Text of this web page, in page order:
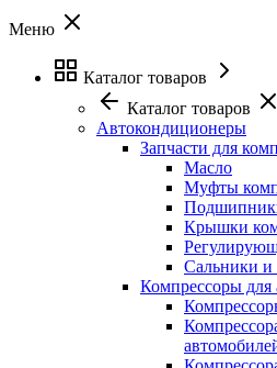
Меню
Каталог товаров
Каталог товаров
Автокондиционеры
Запчасти для
Масло
Муфты
Крышки
Сальники и
Компрессоры для